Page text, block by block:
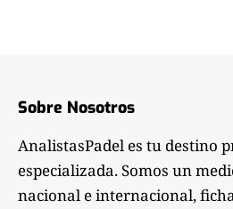
Sobre Nosotros
AnalistasPadel es tu destino
especializada. Somos un
nacional e internacional,